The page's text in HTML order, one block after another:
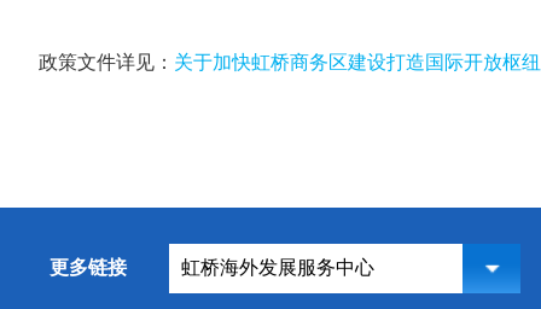
政策文件详见： 关于加快虹桥商务区建设打造国际开放枢
更多链接